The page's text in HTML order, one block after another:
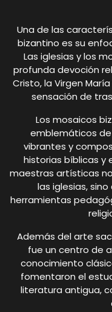
Una de las
bizantino es su
Las iglesias y los
profunda devoción
Cristo, la Virgen
sensación de
Los mosaicos
emblemáticos
vibrantes y
historias bíblicas y
maestras artísticas
las iglesias,
herramientas
Además del arte
fue un centro de
conocimiento
fomentaron el
literatura antigua,